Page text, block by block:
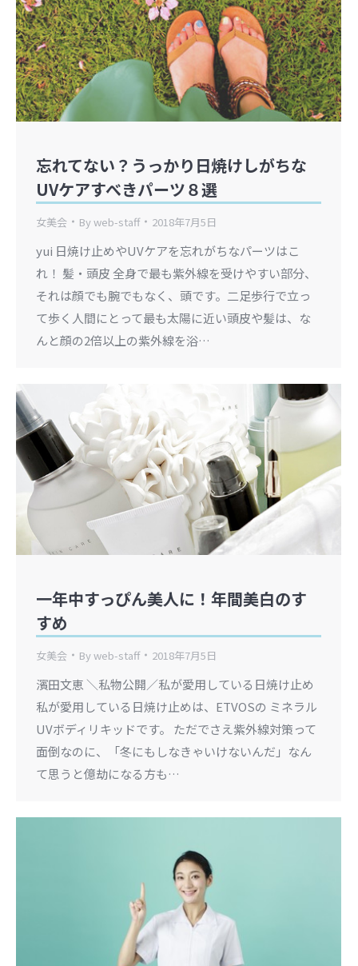
忘れてない？うっかり日焼けしがちな
UVケアすべきパーツ８選
女美会 Byweb-staff 2018年7月5日
yui 日焼け止めやUVケアを忘れがちなパーツはこ
れ！ 髪・頭皮 全身で最も紫外線を受けやすい部分、
それは顔でも腕でもなく、頭です。二足歩行で立っ
て歩く人間にとって最も太陽に近い頭皮や髪は、な
んと顔の2倍以上の紫外線を浴…
一年中すっぴん美人に！年間美白のす
すめ
女美会 Byweb-staff 2018年7月5日
濱田文恵 ＼私物公開／私が愛用している日焼け止め
私が愛用している日焼け止めは、ETVOSの ミネラル
UVボディリキッドです。 ただでさえ紫外線対策って
面倒なのに、「冬にもしなきゃいけないんだ」なん
て思うと億劫になる方も…